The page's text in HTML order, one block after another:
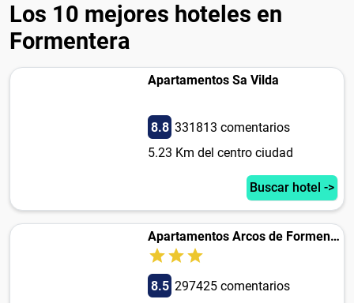
Los 10 mejores hoteles en
Formentera
Apartamentos Sa Vilda
8.8 331813 comentarios
5.23 Km del centro ciudad
Buscar hotel ->
Apartamentos Arcos de Formentera
8.5 297425 comentarios